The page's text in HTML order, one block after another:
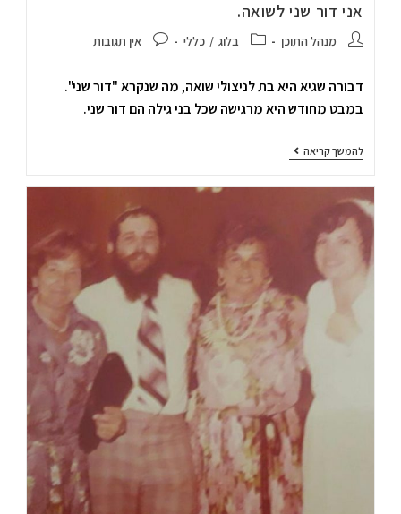
אני דור שני לשואה.
מנהל התוכן בלוג / כללי אין תגובות
דבורה שגיא היא בת לניצולי שואה, מה שנקרא "דור שני".
במבט מחודש היא מרגישה שכל בני גילה הם דור שני.
להמשך קריאה